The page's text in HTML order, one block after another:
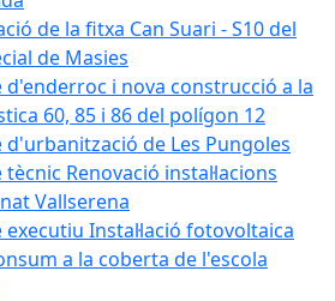
de la fitxa Can Suari - S10 del
de Masies
d'enderroc i nova construcció a la
60, 85 i 86 del polígon 12
d'urbanització de Les Pungoles
Renovació instal·lacions
Vallserena
executiu Instal·lació fotovoltaica
a la coberta de l'escola